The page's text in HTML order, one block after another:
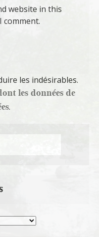
website in this
les indésirables.
les données de
.